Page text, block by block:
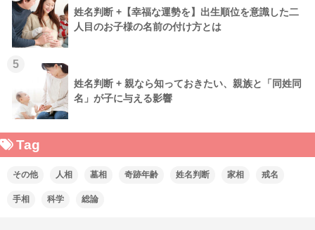
姓名判断 +【幸福な運勢を】出生順位を意識した二
人目のお子様の名前の付け方とは
5
姓名判断 + 親なら知っておきたい、親族と「同姓同
名」が子に与える影響
Tag
その他 人相 墓相 奇跡年齢 姓名判断 家相 戒名
手相 科学 総論